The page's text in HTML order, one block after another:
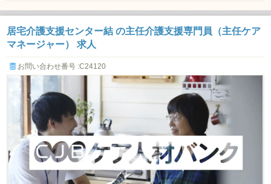
居宅介護支援センター結 の主任介護支援専門員（主任ケア
マネージャー） 求人
お問い合わせ番号 :C24120